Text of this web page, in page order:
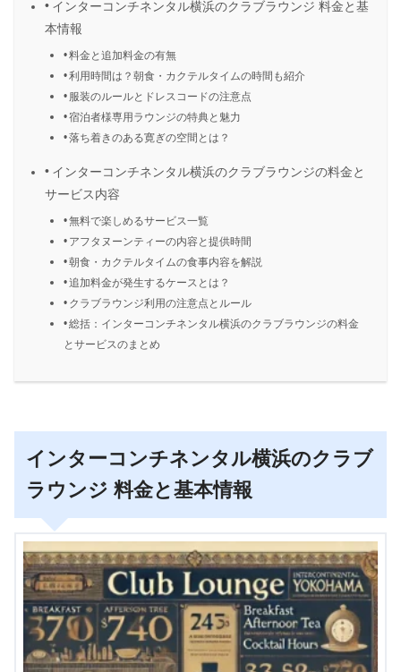
インターコンチネンタル横浜のクラブラウンジ 料金と基
本情報
料金と追加料金の有無
利用時間は？朝食・カクテルタイムの時間も紹介
服装のルールとドレスコードの注意点
宿泊者様専用ラウンジの特典と魅力
落ち着きのある寛ぎの空間とは？
インターコンチネンタル横浜のクラブラウンジの料金と
サービス内容
無料で楽しめるサービス一覧
アフタヌーンティーの内容と提供時間
朝食・カクテルタイムの食事内容を解説
追加料金が発生するケースとは？
クラブラウンジ利用の注意点とルール
総括：インターコンチネンタル横浜のクラブラウンジの料金
とサービスのまとめ
インターコンチネンタル横浜のクラブ
ラウンジ 料金と基本情報